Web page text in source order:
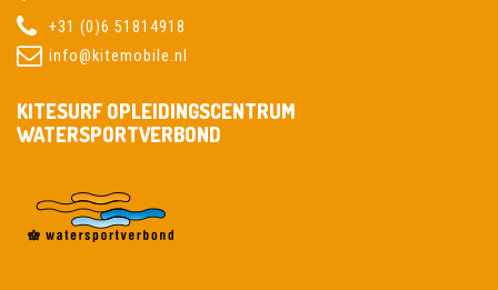
+31 (0)6 51814918
info@kitemobile.nl
KITESURF OPLEIDINGSCENTRUM
WATERSPORTVERBOND